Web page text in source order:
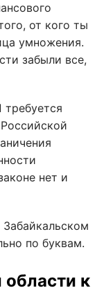
от кого ты
умножения.
забыли все,
нет и
по буквам.
области к